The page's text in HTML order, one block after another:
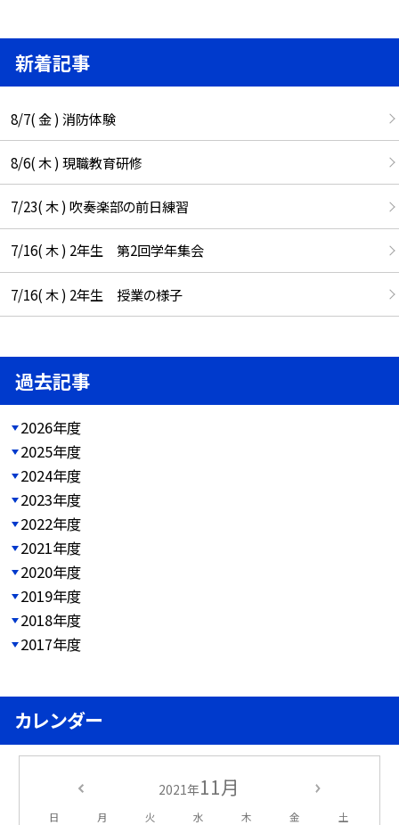
新着記事
8/7( 金 ) 消防体験
8/6( 木 ) 現職教育研修
7/23( 木 ) 吹奏楽部の前日練習
7/16( 木 ) 2年生 第2回学年集会
7/16( 木 ) 2年生 授業の様子
過去記事
2026年度
2025年度
2024年度
2023年度
2022年度
2021年度
2020年度
2019年度
2018年度
2017年度
カレンダー
2021年11月
日 月 火 水 木 金 土